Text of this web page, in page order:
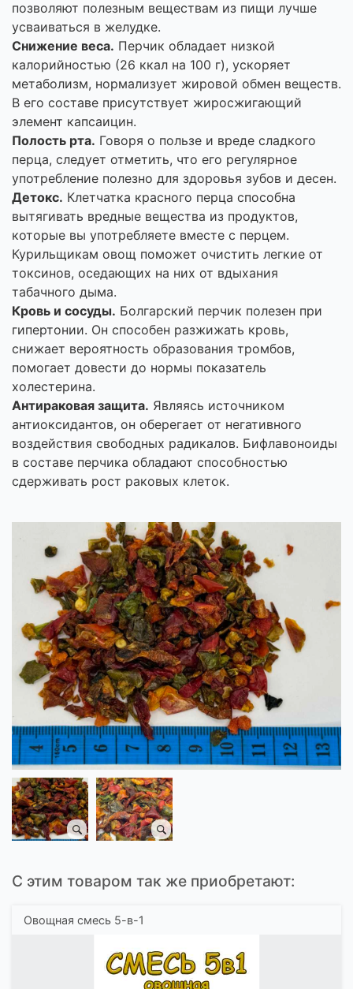
позволяют полезным веществам из пищи лучше
усваиваться в желудке.
Снижение веса. Перчик обладает низкой
калорийностью (26 ккал на 100 г), ускоряет
метаболизм, нормализует жировой обмен веществ.
В его составе присутствует жиросжигающий
элемент капсаицин.
Полость рта. Говоря о пользе и вреде сладкого
перца, следует отметить, что его регулярное
употребление полезно для здоровья зубов и десен.
Детокс. Клетчатка красного перца способна
вытягивать вредные вещества из продуктов,
которые вы употребляете вместе с перцем.
Курильщикам овощ поможет очистить легкие от
токсинов, оседающих на них от вдыхания
табачного дыма.
Кровь и сосуды. Болгарский перчик полезен при
гипертонии. Он способен разжижать кровь,
снижает вероятность образования тромбов,
помогает довести до нормы показатель
холестерина.
Антираковая защита. Являясь источником
антиоксидантов, он оберегает от негативного
воздействия свободных радикалов. Бифлавоноиды
в составе перчика обладают способностью
сдерживать рост раковых клеток.
С этим товаром так же приобретают:
Овощная смесь 5-в-1